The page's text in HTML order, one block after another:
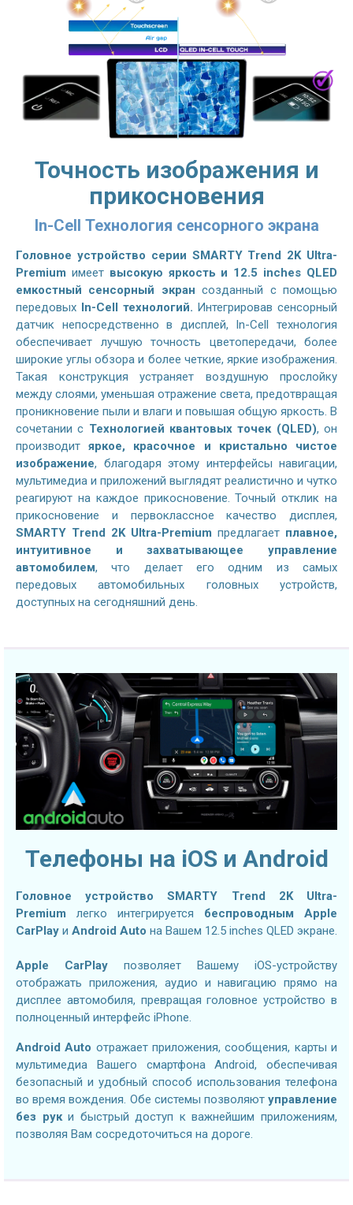
Точность изображения и
прикосновения
In-Cell Технология сенсорного экрана
Головное устройство серии SMARTY Trend 2K Ultra-
Premium имеет высокую яркость и 12.5 inches QLED
емкостный сенсорный экран созданный с помощью
передовых In-Cell технологий. Интегрировав сенсорный
датчик непосредственно в дисплей, In-Cell технология
обеспечивает лучшую точность цветопередачи, более
широкие углы обзора и более четкие, яркие изображения.
Такая конструкция устраняет воздушную прослойку
между слоями, уменьшая отражение света, предотвращая
проникновение пыли и влаги и повышая общую яркость. В
сочетании с Технологией квантовых точек (QLED), он
производитяркое, красочное и кристально чистое
изображение, благодаря этому интерфейсы навигации,
мультимедиа и приложений выглядят реалистично и чутко
реагируют на каждое прикосновение. Точный отклик на
прикосновение и первоклассное качество дисплея,
SMARTY Trend 2K Ultra-Premium предлагает плавное,
интуитивное и захватывающее управление
автомобилем, что делает его одним из самых
передовых автомобильных головных устройств,
доступных на сегодняшний день.
Телефоны на iOS и Android
Головное устройство SMARTY Trend 2K Ultra-
Premium легко интегрируется беспроводным Apple
CarPlay и Android Auto на Вашем 12.5 inches QLED экране.
Apple CarPlay позволяет Вашему iOS-устройству
отображать приложения, аудио и навигацию прямо на
дисплее автомобиля, превращая головное устройство в
полноценный интерфейс iPhone.
Android Auto отражает приложения, сообщения, карты и
мультимедиа Вашего смартфона Android, обеспечивая
безопасный и удобный способ использования телефона
во время вождения. Обе системы позволяют управление
без руки быстрый доступ к важнейшим приложениям,
позволяя Вам сосредоточиться на дороге.